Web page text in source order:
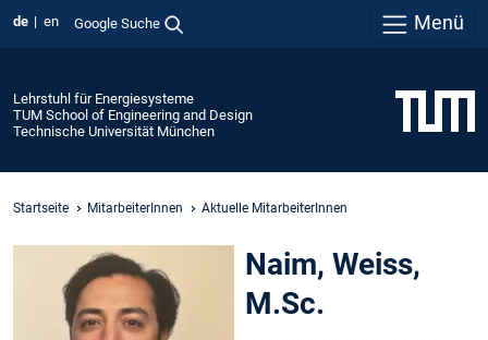
de en Google Suche Menü
Lehrstuhl für Energiesysteme
TUM School of Engineering and Design
Technische Universität München
Startseite MitarbeiterInnen Aktuelle MitarbeiterInnen
Naim, Weiss,
M.Sc.